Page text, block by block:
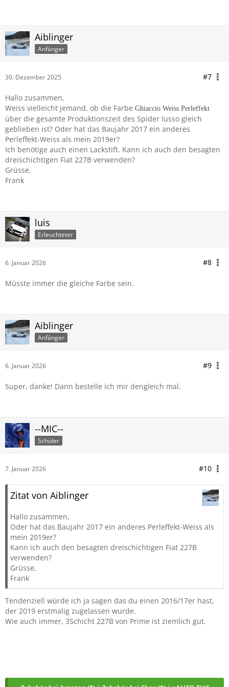
Aiblinger
Anfänger
30. Dezember 2025 #7
Hallo zusammen,
Weiss vielleicht jemand, ob die Farbe Ghiaccio Weiss Perleffekt
über die gesamte Produktionszeit des Spider lusso gleich
geblieben ist? Oder hat das Baujahr 2017 ein anderes
Perleffekt-Weiss als mein 2019er?
Ich benötige auch einen Lackstift. Kann ich auch den besagten
dreischichtigen Fiat 227B verwenden?
Grüsse,
Frank
luis
Erleuchteter
6. Januar 2026 #8
Müsste immer die gleiche Farbe sein.
Aiblinger
Anfänger
6. Januar 2026 #9
Super, danke! Dann bestelle ich mir dengleich mal.
--MIC--
Schüler
7. Januar 2026 #10
Zitat von Aiblinger
Hallo zusammen,
Oder hat das Baujahr 2017 ein anderes Perleffekt-Weiss als
mein 2019er?
Kann ich auch den besagten dreischichtigen Fiat 227B
verwenden?
Grüsse,
Frank
Tendenziell würde ich ja sagen das du einen 2016/17er hast,
der 2019 erstmalig zugelassen wurde.
Wie auch immer, 3Schicht 227B von Prime ist ziemlich gut.